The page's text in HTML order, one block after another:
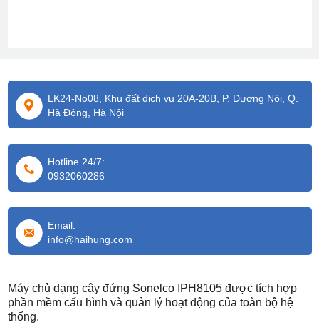
LK24-No08, Khu đất dịch vụ 20A-20B, P. Dương Nội, Q.
Hà Đông, Hà Nội
Hotline 24/7:
0932060286
Email:
info@haihung.com
Máy chủ dạng cây đứng Sonelco IPH8105 được tích hợp
phần mềm cấu hình và quản lý hoạt động của toàn bộ hệ
thống.